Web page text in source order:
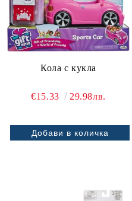
Кола с кукла
€15.33 29.98лв.